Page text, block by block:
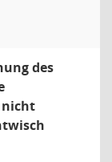
des
nicht